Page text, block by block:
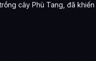
cây Phù Tang, đã